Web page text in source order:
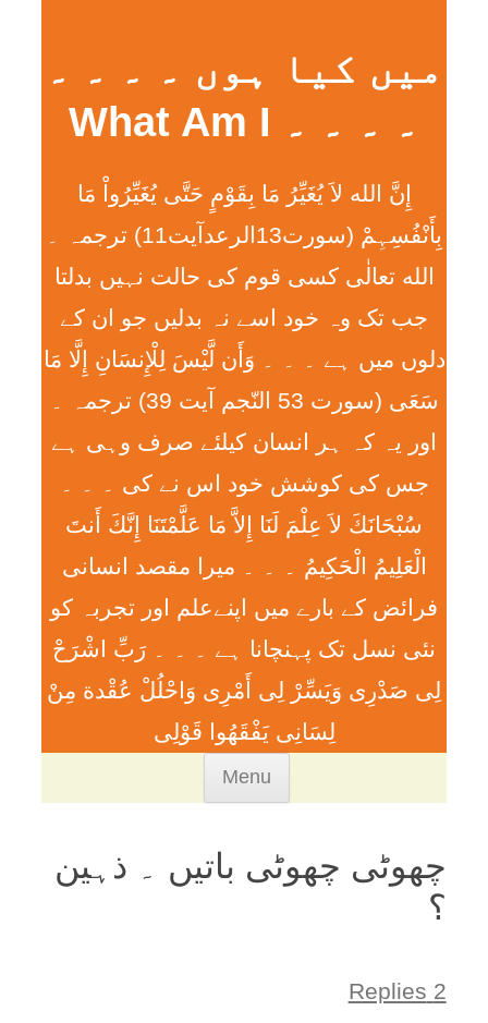
میں کیا ہوں ۔ ۔ ۔ ۔
۔ ۔ ۔ ۔ What Am I
إِنَّ الله لاَ يُغَيِّرُ مَا بِقَوْمٍ حَتَّی يُغَيِّرُواْ مَا
بِأَنْفُسِہِمْ (سورت13الرعدآیت11) ترجمہ ۔
الله تعالٰی کسی قوم کی حالت نہیں بدلتا
جب تک وہ خود اسے نہ بدلیں جو ان کے
دلوں میں ہے ۔ ۔ ۔ وَأَن لَّيْسَ لِلْإِنسَانِ إِلَّا مَا
سَعَی (سورت 53 النّجم آیت 39) ترجمہ ۔
اور یہ کہ ہر انسان کیلئے صرف وہی ہے
جس کی کوشش خود اس نے کی ۔ ۔ ۔
سُبْحَانَكَ لاَ عِلْمَ لَنَا إِلاَّ مَا عَلَّمْتَنَا إِنَّكَ أَنتَ
الْعَلِيمُ الْحَكِيمُ ۔ ۔ ۔ ميرا مقصد انسانی
فرائض کے بارے میں اپنےعلم اور تجربہ کو
نئی نسل تک پہنچانا ہے ۔ ۔ ۔ رَبِّ اشْرَحْ
لِی صَدْرِی وَيَسِّرْ لِی أَمْرِی وَاحْلُلْ عُقْدة مِنْ
لِسَانِی يَفْقَھُوا قَوْلِی
Menu
content
چھوٹی چھوٹی باتیں ۔ ذہین
؟
2 Replies